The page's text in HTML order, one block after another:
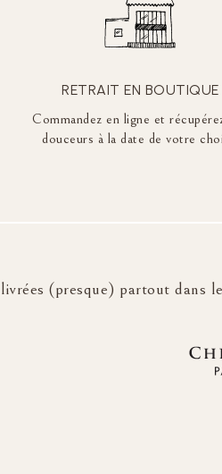
RETRAIT EN BOUTIQUE
Commandez en ligne et
douceurs à la date de votre
(presque) partout dans